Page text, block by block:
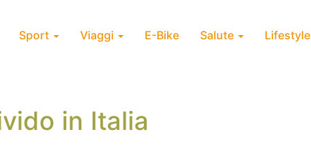
Sport Viaggi E-Bike Salute Lifestyle
in Italia